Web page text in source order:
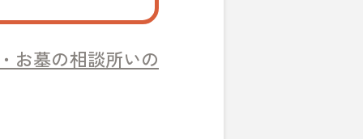
お墓の相談所いの